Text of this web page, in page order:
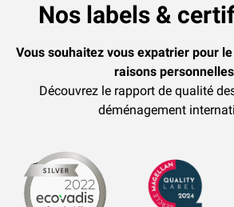
Nos labels &
Vous souhaitez vous expatrier pour
raisons
Découvrez le rapport de qualité
déménagement